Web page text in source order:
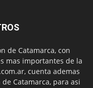
de Catamarca, con
mas importantes de la
cuenta ademas
Catamarca, para asi